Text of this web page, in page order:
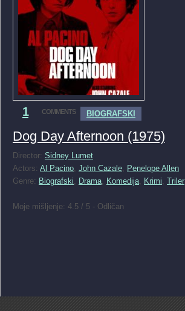
1 COMMENTS BIOGRAFSKI
Dog Day Afternoon (1975)
Director: Sidney Lumet
Actors: Al Pacino, John Cazale, Penelope Allen
Genre: Biografski, Drama, Komedija, Krimi, Triler
Moje mišljenje: 4.5 / 5 - Odličan